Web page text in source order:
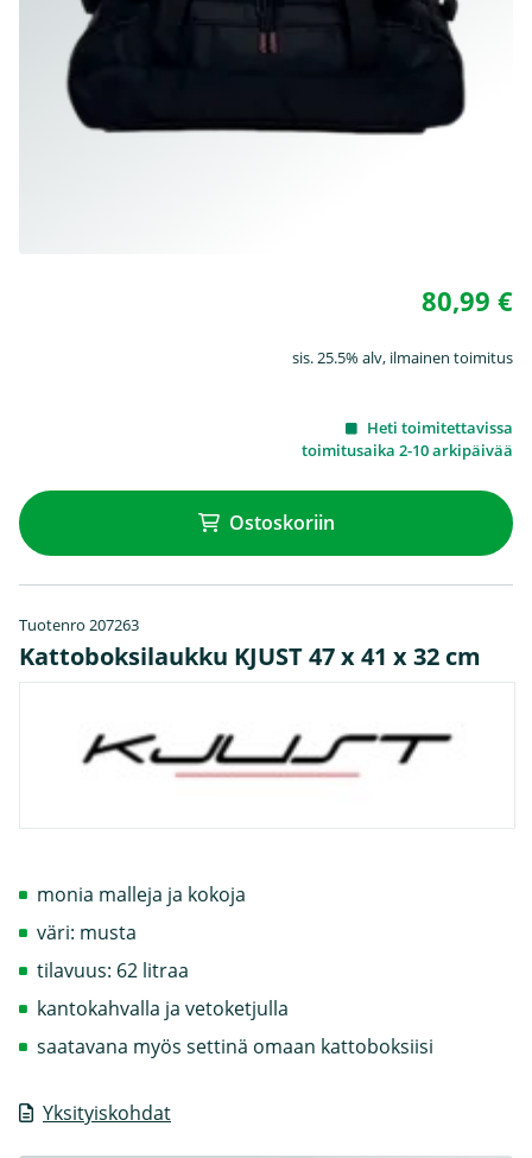
80,99 €
sis. 25.5% alv, ilmainen toimitus
Heti toimitettavissa
toimitusaika 2-10 arkipäivää
Ostoskoriin
Tuotenro 207263
Kattoboksilaukku KJUST 47 x 41 x 32 cm
Yksityiskohdat
monia malleja ja kokoja
väri: musta
tilavuus: 62 litraa
kantokahvalla ja vetoketjulla
saatavana myös settinä omaan kattoboksiisi